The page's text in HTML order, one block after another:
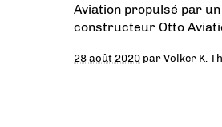
Aviation propulsé par
constructeur Otto
28 août 2020 parVolker K.